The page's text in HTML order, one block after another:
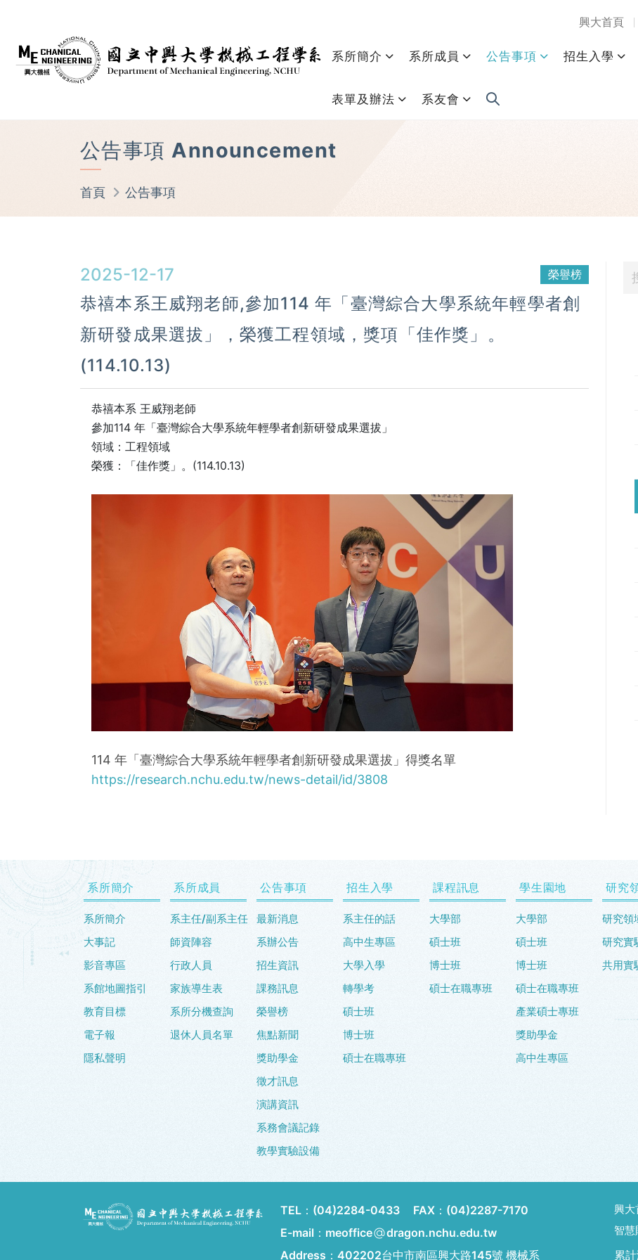
興大首頁
系所簡介 系所成員 公告事項 招生入學
表單及辦法 系友會
公告事項 Announcement
首頁 公告事項
2025-12-17 榮譽榜
恭禧本系王威翔老師,參加114 年「臺灣綜合大學系統年輕學者創
新研發成果選拔」，榮獲工程領域，獎項「佳作獎」。
(114.10.13)
恭禧本系 王威翔老師
參加114 年「臺灣綜合大學系統年輕學者創新研發成果選拔」
領域：工程領域
榮獲：「佳作獎」。(114.10.13)
114 年「臺灣綜合大學系統年輕學者創新研發成果選拔」得獎名單
https://research.nchu.edu.tw/news-detail/id/3808
系所簡介
系所簡介
大事記
影音專區
系館地圖指引
教育目標
電子報
隱私聲明
系所成員
系主任/副系主任
師資陣容
行政人員
家族導生表
系所分機查詢
退休人員名單
公告事項
最新消息
系辦公告
招生資訊
課務訊息
榮譽榜
焦點新聞
獎助學金
徵才訊息
演講資訊
系務會議記錄
教學實驗設備
招生入學
系主任的話
高中生專區
大學入學
轉學考
碩士班
博士班
碩士在職專班
課程訊息
大學部
碩士班
博士班
碩士在職專班
學生園地
大學部
碩士班
博士班
碩士在職專班
產業碩士專班
獎助學金
高中生專區
研究
研究領
研究實
共用實
TEL： (04)2284-0433 FAX： (04)2287-7170
E-mail：meoffice
dragon.nchu.edu.tw
Address： 402202台中市南區興大路145號 機械系
興大
智慧
累